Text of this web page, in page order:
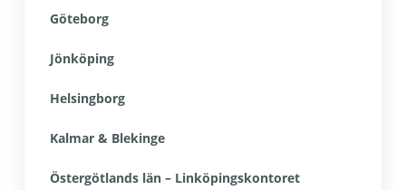
Göteborg
Jönköping
Helsingborg
Kalmar & Blekinge
Östergötlands län – Linköpingskontoret